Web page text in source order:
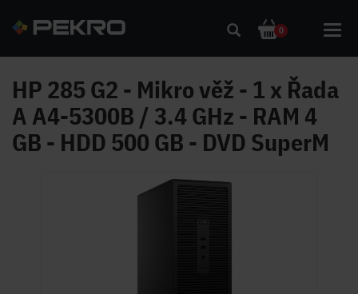
0
HP 285 G2 - Mikro věž - 1 x Řada
A A4-5300B / 3.4 GHz - RAM 4
GB - HDD 500 GB - DVD SuperM